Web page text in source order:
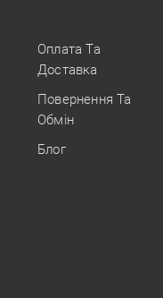
Оплата Та
Доставка
Повернення Та
Обмін
Блог